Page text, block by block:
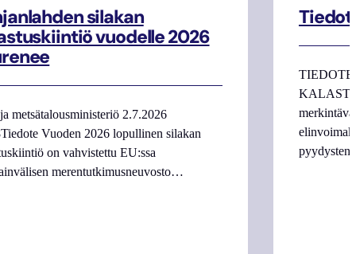
silakan
vuodelle 2026
metsätalousministeriö 2.7.2026
Vuoden 2026 lopullinen silakan
on vahvistettu EU:ssa
merentutkimusneuvosto…
pyydysten